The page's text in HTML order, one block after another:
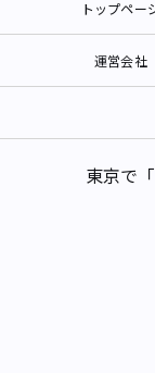
トップペー
運営会社
東京で